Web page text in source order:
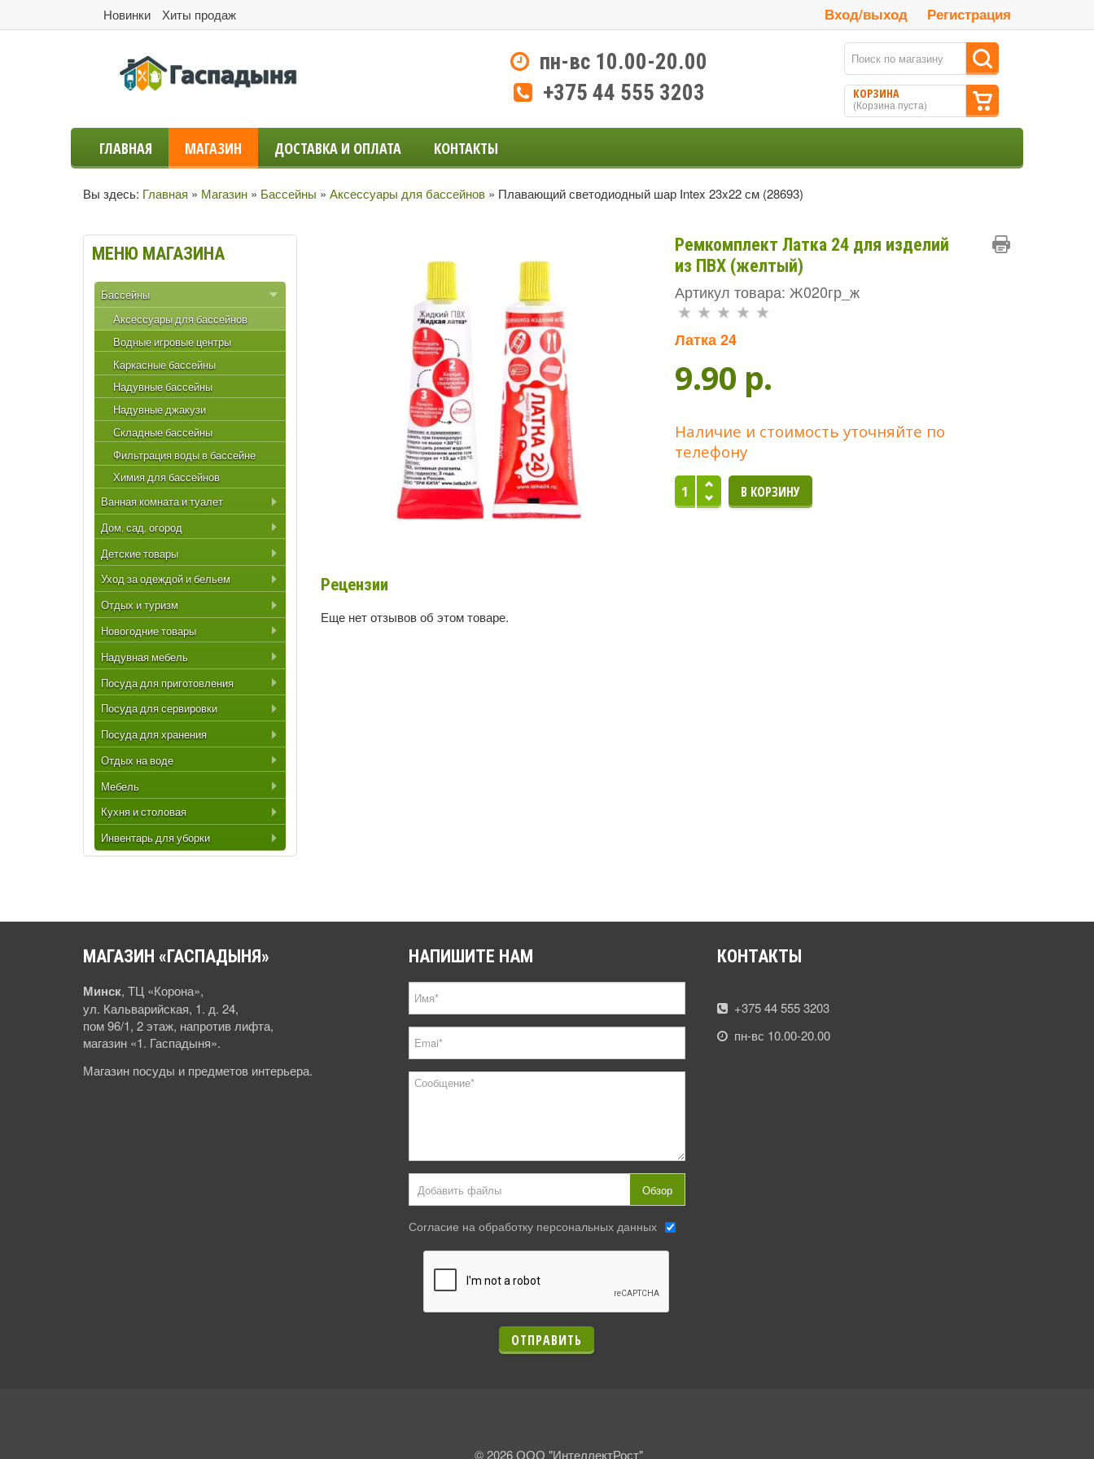
Новинки Хиты продаж Вход/выход Регистрация
пн-вс 10.00-20.00
+375 44 555 3203
КОРЗИНА
(Корзина пуста)
ГЛАВНАЯ МАГАЗИН ДОСТАВКА И ОПЛАТА КОНТАКТЫ
Вы здесь: Главная » Магазин » Бассейны » Аксессуары для бассейнов » Плавающий светодиодный шар Intex 23x22 см (28693)
МЕНЮ МАГАЗИНА
Бассейны
Аксессуары для бассейнов
Водные игровые центры
Каркасные бассейны
Надувные бассейны
Надувные джакузи
Складные бассейны
Фильтрация воды в бассейне
Химия для бассейнов
Ванная комната и туалет
Дом, сад, огород
Детские товары
Уход за одеждой и бельем
Отдых и туризм
Новогодние товары
Надувная мебель
Посуда для приготовления
Посуда для сервировки
Посуда для хранения
Отдых на воде
Мебель
Кухня и столовая
Инвентарь для уборки
Ремкомплект Латка 24 для изделий
из ПВХ (желтый)
Артикул товара: Ж020гр_ж
Латка 24
9.90 p.
Наличие и стоимость уточняйте по
телефону
Рецензии
Еще нет отзывов об этом товаре.
МАГАЗИН «ГАСПАДЫНЯ»
Минск, ТЦ «Корона»,
ул. Кальварийская, 1. д. 24,
пом 96/1, 2 этаж, напротив лифта,
магазин «1. Гаспадыня».
Магазин посуды и предметов интерьера.
НАПИШИТЕ НАМ
Добавить файлы Обзор
Согласие на обработку персональных данных
ОТПРАВИТЬ
КОНТАКТЫ
+375 44 555 3203
пн-вс 10.00-20.00
© 2026 ООО "ИнтеллектРост"